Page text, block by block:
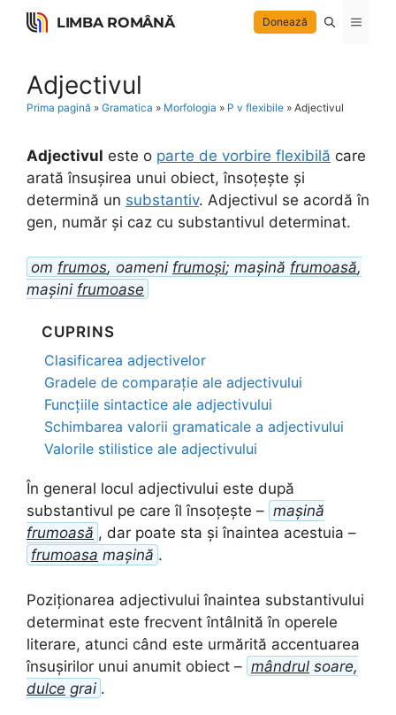
Skip
LIMBA ROMÂNĂ Donează Menu
Adjectivul
Prima pagină » Gramatica » Morfologia » P v flexibile » Adjectivul
Adjectivul este o parte de vorbire flexibilă care
arată însușirea unui obiect, însoțește și
determină un substantiv. Adjectivul se acordă în
gen, număr și caz cu substantivul determinat.
om frumos, oameni frumoși; mașină frumoasă,
mașini frumoase
CUPRINS
Clasificarea adjectivelor
Gradele de comparație ale adjectivului
Funcțiile sintactice ale adjectivului
Schimbarea valorii gramaticale a adjectivului
Valorile stilistice ale adjectivului
În general locul adjectivului este după
substantivul pe care îl însoțește – mașină
frumoasă , dar poate sta și înaintea acestuia –
frumoasa mașină .
Poziționarea adjectivului înaintea substantivului
determinat este frecvent întâlnită în operele
literare, atunci când este urmărită accentuarea
însușirilor unui anumit obiect – mândrul soare,
dulce grai .